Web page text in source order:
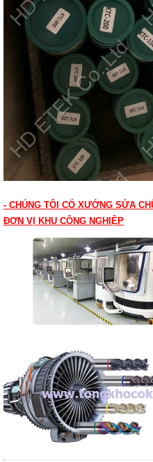
- CHÚNG TÔI CÓ XƯỞNG SỬA
ĐƠN VỊ KHU CÔNG NGHIỆP